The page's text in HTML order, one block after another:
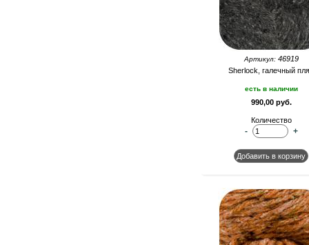
Артикул: 46919
Sherlock, галечный
есть в наличии
990,00 руб.
Количество
- +